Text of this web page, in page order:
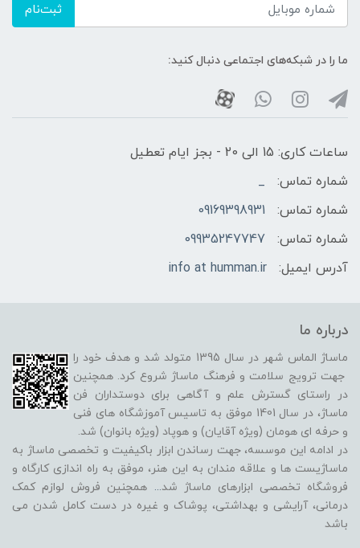
ثبت‌نام
ما را در شبکه‌های اجتماعی دنبال کنید:
ساعات کاری: 15 الی 20 - بجز ایام تعطیل
شماره تماس:
_
شماره تماس:
09169398931
شماره تماس:
09935247747
آدرس ایمیل:
info at humman.ir
درباره ما
ماساژ الماس شهر در سال 1395 متولد شد و هدف خود را
جهت ترویج سلامت و فرهنگ ماساژ شروع کرد. همچنین
در راستای گسترش علم و آگاهی برای دوستداران فن
ماساژ، در سال 1401 موفق به تاسیس آموزشگاه های فنی
و حرفه ای هومان (ویژه آقایان) و هوپاد (ویژه بانوان) شد.
در ادامه این موسسه، جهت رساندن ابزار باکیفیت و تخصصی ماساژ به
ماساژیست ها و علاقه مندان به این هنر، موفق به راه اندازی کارگاه و
فروشگاه تخصصی ابزارهای ماساژ شد... همچنین فروش لوازم کمک
درمانی، آرایشی و بهداشتی، پوشاک و غیره در دست کامل شدن می
باشد